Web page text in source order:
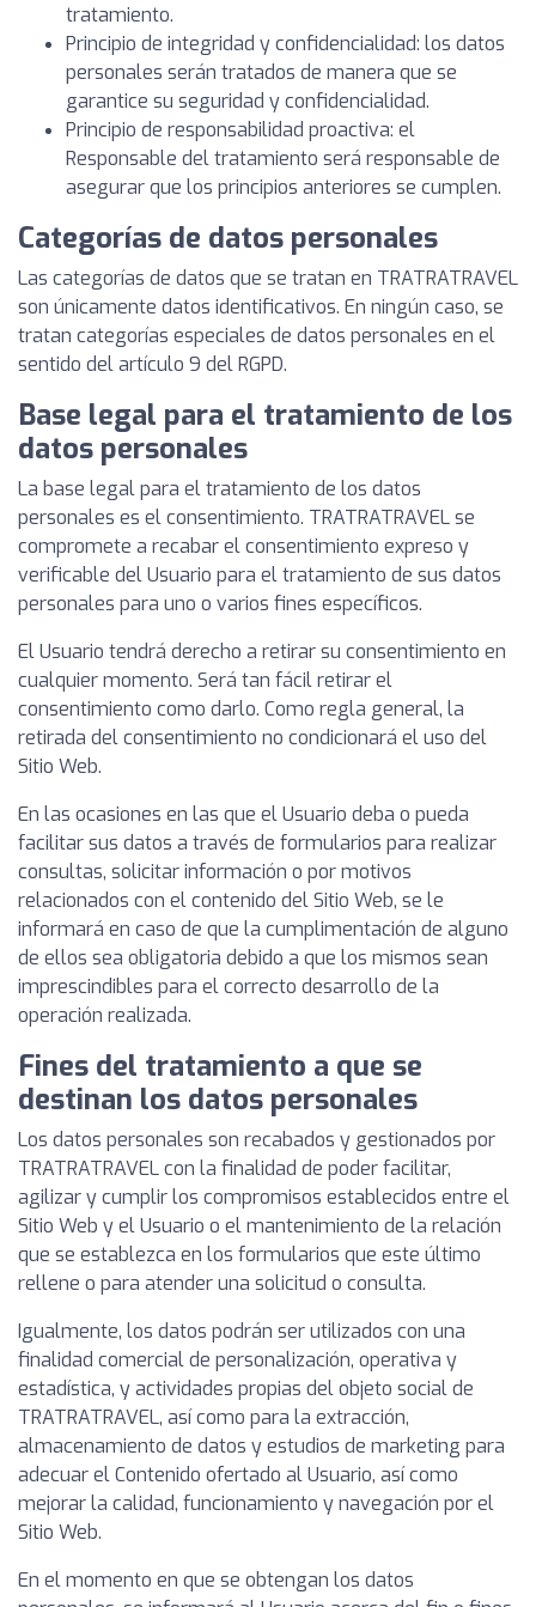
tratamiento.
Principio de integridad y confidencialidad: los datos
personales serán tratados de manera que se
garantice su seguridad y confidencialidad.
Principio de responsabilidad proactiva: el
Responsable del tratamiento será responsable de
asegurar que los principios anteriores se cumplen.
Categorías de datos personales
Las categorías de datos que se tratan en TRATRATRAVEL
son únicamente datos identificativos. En ningún caso, se
tratan categorías especiales de datos personales en el
sentido del artículo 9 del RGPD.
Base legal para el tratamiento de los
datos personales
La base legal para el tratamiento de los datos
personales es el consentimiento. TRATRATRAVEL se
compromete a recabar el consentimiento expreso y
verificable del Usuario para el tratamiento de sus datos
personales para uno o varios fines específicos.
El Usuario tendrá derecho a retirar su consentimiento en
cualquier momento. Será tan fácil retirar el
consentimiento como darlo. Como regla general, la
retirada del consentimiento no condicionará el uso del
Sitio Web.
En las ocasiones en las que el Usuario deba o pueda
facilitar sus datos a través de formularios para realizar
consultas, solicitar información o por motivos
relacionados con el contenido del Sitio Web, se le
informará en caso de que la cumplimentación de alguno
de ellos sea obligatoria debido a que los mismos sean
imprescindibles para el correcto desarrollo de la
operación realizada.
Fines del tratamiento a que se
destinan los datos personales
Los datos personales son recabados y gestionados por
TRATRATRAVEL con la finalidad de poder facilitar,
agilizar y cumplir los compromisos establecidos entre el
Sitio Web y el Usuario o el mantenimiento de la relación
que se establezca en los formularios que este último
rellene o para atender una solicitud o consulta.
Igualmente, los datos podrán ser utilizados con una
finalidad comercial de personalización, operativa y
estadística, y actividades propias del objeto social de
TRATRATRAVEL, así como para la extracción,
almacenamiento de datos y estudios de marketing para
adecuar el Contenido ofertado al Usuario, así como
mejorar la calidad, funcionamiento y navegación por el
Sitio Web.
En el momento en que se obtengan los datos